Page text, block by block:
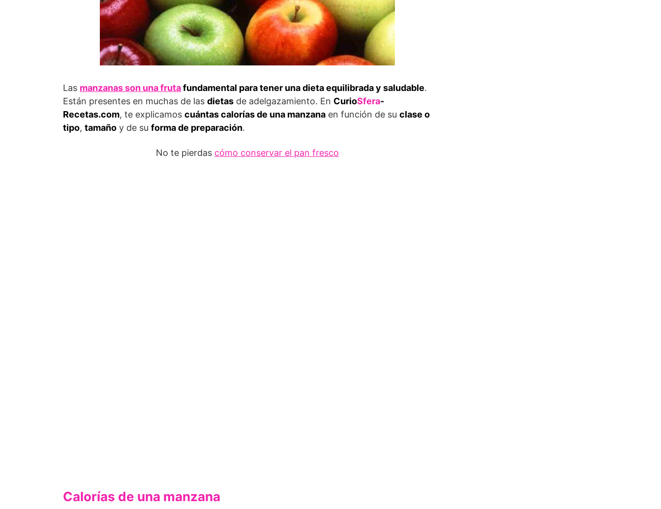
Las manzanas son una frutafundamental para tener una dieta equilibrada y saludable.
Están presentes en muchas de las dietas de adelgazamiento. En CurioSfera-
Recetas.com, te explicamos cuántas calorías de una manzana en función de su clase o
tipo, tamaño y de su forma de preparación.
No te pierdas cómo conservar el pan fresco
Calorías de una manzana